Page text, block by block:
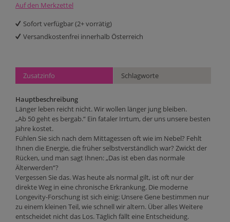
Auf den Merkzettel
Sofort verfügbar (2+ vorrätig)
Versandkostenfrei innerhalb Österreich
Zusatzinfo Schlagworte
Hauptbeschreibung
Länger leben reicht nicht. Wir wollen länger jung bleiben.
„Ab 50 geht es bergab.“ Ein fataler Irrtum, der uns unsere besten
Jahre kostet.
Fühlen Sie sich nach dem Mittagessen oft wie im Nebel? Fehlt
Ihnen die Energie, die früher selbstverständlich war? Zwickt der
Rücken, und man sagt Ihnen: „Das ist eben das normale
Älterwerden“?
Vergessen Sie das. Was heute als normal gilt, ist oft nur der
direkte Weg in eine chronische Erkrankung. Die moderne
Longevity-Forschung ist sich einig: Unsere Gene bestimmen nur
zu einem kleinen Teil, wie schnell wir altern. Über alles Weitere
entscheidet nicht das Los. Täglich fällt eine Entscheidung.